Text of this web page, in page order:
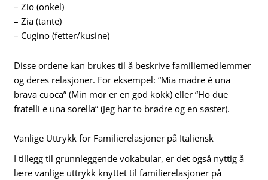
– Zio (onkel)
– Zia (tante)
– Cugino (fetter/kusine)
Disse ordene kan brukes til å beskrive familiemedlemmer
og deres relasjoner. For eksempel: “Mia madre è una
brava cuoca” (Min mor er en god kokk) eller “Ho due
fratelli e una sorella” (Jeg har to brødre og en søster).
Vanlige Uttrykk for Familierelasjoner på Italiensk
I tillegg til grunnleggende vokabular, er det også nyttig å
lære vanlige uttrykk knyttet til familierelasjoner på